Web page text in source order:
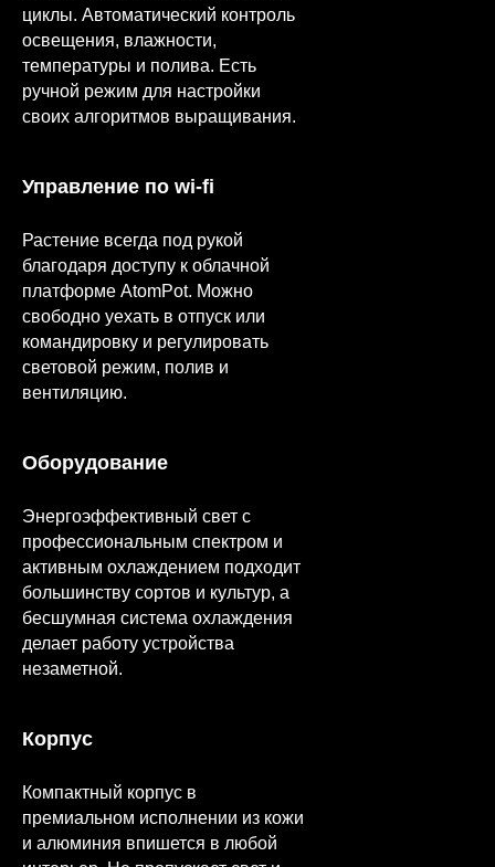
циклы. Автоматический контроль
освещения, влажности,
температуры и полива. Есть
ручной режим для настройки
своих алгоритмов выращивания.
Управление по wi-fi
Растение всегда под рукой
благодаря доступу к облачной
платформе AtomPot. Можно
свободно уехать в отпуск или
командировку и регулировать
световой режим, полив и
вентиляцию.
Оборудование
Энергоэффективный свет с
профессиональным спектром и
активным охлаждением подходит
большинству сортов и культур, а
бесшумная система охлаждения
делает работу устройства
незаметной.
Корпус
Компактный корпус в
премиальном исполнении из кожи
и алюминия впишется в любой